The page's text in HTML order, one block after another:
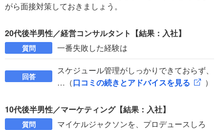
がら面接対策しておきましょう。
20代後半男性／経営コンサルタント【結果：入社】
質問 一番失敗した経験は
回答
スケジュール管理がしっかりできておらず、
…（口コミの続きとアドバイスを見る ）
10代後半男性／マーケティング【結果：入社】
質問 マイケルジャクソンを、プロデュースしろ